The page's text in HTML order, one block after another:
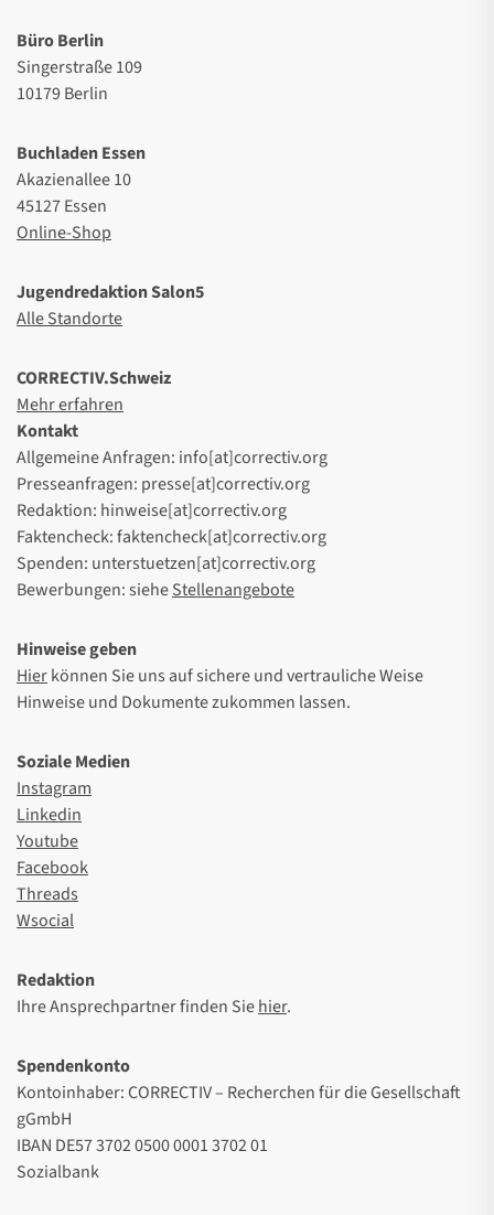
Büro Berlin
Singerstraße 109
10179 Berlin
Buchladen Essen
Akazienallee 10
45127 Essen
Online-Shop
Jugendredaktion Salon5
Alle Standorte
CORRECTIV.Schweiz
Mehr erfahren
Kontakt
Allgemeine Anfragen: info[at]correctiv.org
Presseanfragen: presse[at]correctiv.org
Redaktion: hinweise[at]correctiv.org
Faktencheck: faktencheck[at]correctiv.org
Spenden: unterstuetzen[at]correctiv.org
Bewerbungen: sieheStellenangebote
Hinweise geben
Hierkönnen Sie uns auf sichere und vertrauliche Weise
Hinweise und Dokumente zukommen lassen.
Soziale Medien
Instagram
Linkedin
Youtube
Facebook
Threads
Wsocial
Redaktion
Ihre Ansprechpartner finden Siehier.
Spendenkonto
Kontoinhaber: CORRECTIV – Recherchen für die Gesellschaft
gGmbH
IBAN DE57 3702 0500 0001 3702 01
Sozialbank